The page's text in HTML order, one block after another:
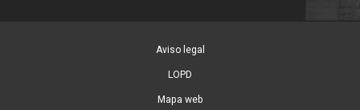
Aviso legal
LOPD
Mapa web